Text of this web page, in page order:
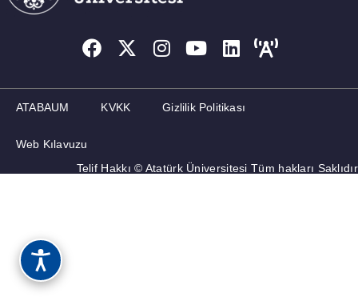
ATABAUM KVKK Gizlilik Politikası
Web Kılavuzu
Telif Hakkı © Atatürk Üniversitesi Tüm hakları Saklıdır